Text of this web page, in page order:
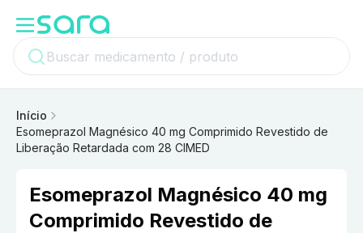
Início
Esomeprazol Magnésico 40 mg Comprimido Revestido de
Liberação Retardada com 28 CIMED
Esomeprazol Magnésico 40 mg
Comprimido Revestido de